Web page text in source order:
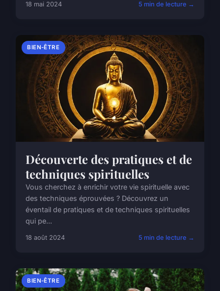
18 mai 2024 5 min de lecture →
BIEN-ÊTRE
Découverte des pratiques et de
techniques spirituelles
Vous cherchez à enrichir votre vie spirituelle avec
des techniques éprouvées ? Découvrez un
éventail de pratiques et de techniques spirituelles
qui pe...
18 août 2024 5 min de lecture →
BIEN-ÊTRE